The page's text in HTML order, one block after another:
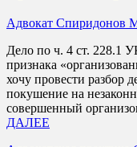
Адвокат Спиридонов
Дело по ч. 4 ст. 228.1
признака
хочу провести разбор
покушение на
совершенный
ДАЛЕЕ